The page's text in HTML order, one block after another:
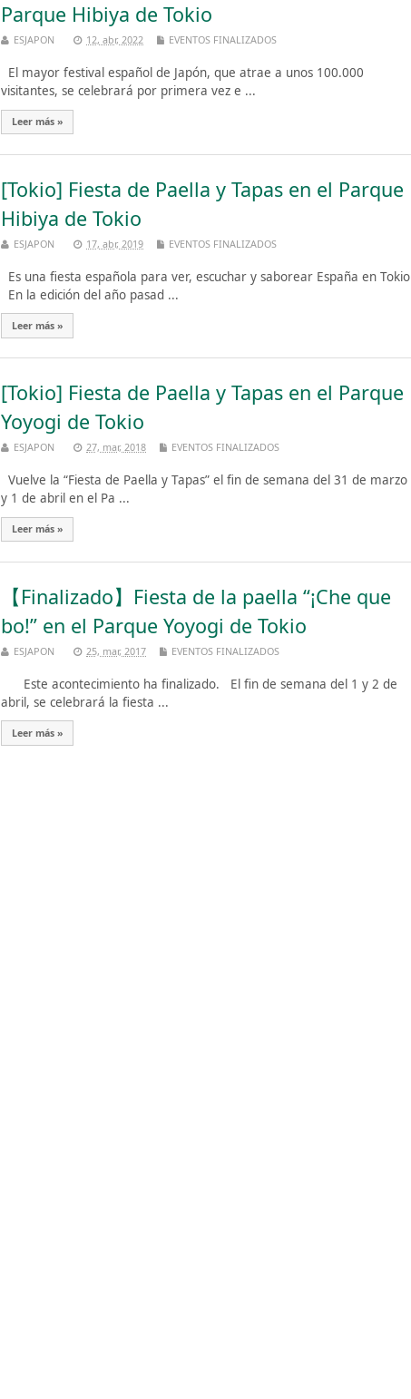
Parque Hibiya de Tokio
ESJAPON 12, abr, 2022 EVENTOS FINALIZADOS
El mayor festival español de Japón, que atrae a unos 100.000
visitantes, se celebrará por primera vez e ...
Leer más »
[Tokio] Fiesta de Paella y Tapas en el Parque
Hibiya de Tokio
ESJAPON 17, abr, 2019 EVENTOS FINALIZADOS
Es una fiesta española para ver, escuchar y saborear España en Tokio
En la edición del año pasad ...
Leer más »
[Tokio] Fiesta de Paella y Tapas en el Parque
Yoyogi de Tokio
ESJAPON 27, mar, 2018 EVENTOS FINALIZADOS
Vuelve la “Fiesta de Paella y Tapas” el fin de semana del 31 de marzo
y 1 de abril en el Pa ...
Leer más »
【Finalizado】Fiesta de la paella “¡Che que
bo!” en el Parque Yoyogi de Tokio
ESJAPON 25, mar, 2017 EVENTOS FINALIZADOS
Este acontecimiento ha finalizado. El fin de semana del 1 y 2 de
abril, se celebrará la fiesta ...
Leer más »